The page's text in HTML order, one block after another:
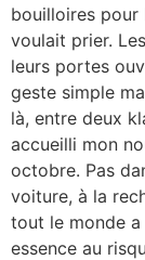
bouilloires pour
voulait prier.
leurs portes
geste simple
là, entre deux
accueilli mon
octobre. Pas
voiture, à la
tout le monde
essence au